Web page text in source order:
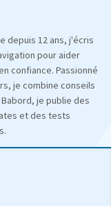
depuis 12 ans, j'écris
pour aider
confiance. Passionné
je combine conseils
je publie des
et des tests